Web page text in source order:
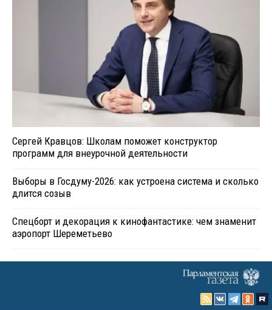
Сергей Кравцов: Школам поможет конструктор
программ для внеурочной деятельности
Выборы в Госдуму-2026: как устроена система и сколько
длится созыв
Спецборт и декорация к кинофантастике: чем знаменит
аэропорт Шереметьево